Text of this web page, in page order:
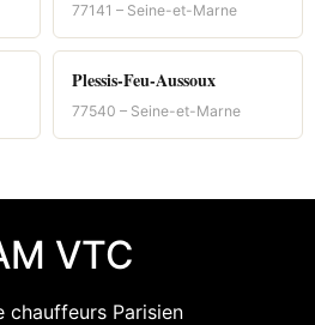
77141 – Seine-et-Marne
Plessis-Feu-Aussoux
77540 – Seine-et-Marne
VTC
chauffeurs Parisien